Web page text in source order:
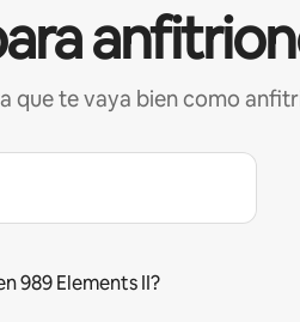
que te vaya bien como
989 Elements II?